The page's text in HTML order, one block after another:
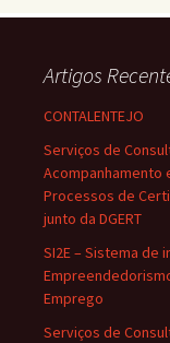
Artigos
CONTALENTEJO
Serviços de
Acompanhamento
Processos de
junto da DGERT
SI2E – Sistema de
Emprego
Serviços de